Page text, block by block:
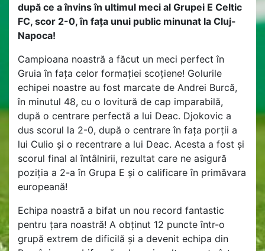
după ce a învins în ultimul meci al Grupei E Celtic
FC, scor 2-0, în fața unui public minunat la Cluj-
Napoca!
Campioana noastră a făcut un meci perfect în
Gruia în fața celor formației scoțiene! Golurile
echipei noastre au fost marcate de Andrei Burcă,
în minutul 48, cu o lovitură de cap imparabilă,
după o centrare perfectă a lui Deac. Djokovic a
dus scorul la 2-0, după o centrare în fața porții a
lui Culio și o recentrare a lui Deac. Acesta a fost și
scorul final al întâlnirii, rezultat care ne asigură
poziția a 2-a în Grupa E și o calificare în primăvara
europeană!
Echipa noastră a bifat un nou record fantastic
pentru țara noastră! A obținut 12 puncte într-o
grupă extrem de dificilă și a devenit echipa din